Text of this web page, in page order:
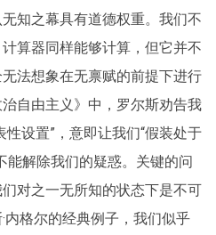
知之幕具有道德权重。我们不
算器同样能够计算，但它并不
法想象在无禀赋的前提下进行
自由主义》中，罗尔斯劝告我
设置”，意即让我们“假装处于
能解除我们的疑惑。关键的问
对之一无所知的状态下是不可
内格尔的经典例子，我们似乎